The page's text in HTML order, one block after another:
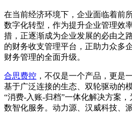
在当前经济环境下，企业面临着前
数字化转型，作为提升企业管理效
措，正逐渐成为企业发展的必由之
的财务收支管理平台，正助力众多
财务管理的全面升级。
合思费控 ，不仅是一个产品，更是
基于广泛连接的生态、双轮驱动的
“消费-入账-归档”一体化解决方案
数智化服务。动力源、汉威科技、